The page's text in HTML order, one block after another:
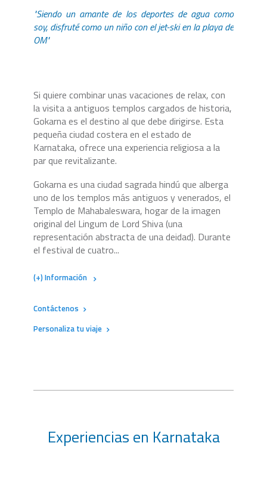
"Siendo un amante de los deportes de agua como
soy, disfruté como un niño con el jet-ski en la playa de
OM"
Si quiere combinar unas vacaciones de relax, con
la visita a antiguos templos cargados de historia,
Gokarna es el destino al que debe dirigirse. Esta
pequeña ciudad costera en el estado de
Karnataka, ofrece una experiencia religiosa a la
par que revitalizante.
Gokarna es una ciudad sagrada hindú que alberga
uno de los templos más antiguos y venerados, el
Templo de Mahabaleswara, hogar de la imagen
original del Lingum de Lord Shiva (una
representación abstracta de una deidad). Durante
el festival de cuatro...
(+) Información
Contáctenos
Personaliza tu viaje
Experiencias en Karnataka